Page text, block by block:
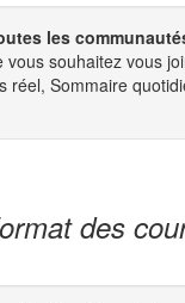
les
souhaitez vous
réel, Sommaire
des